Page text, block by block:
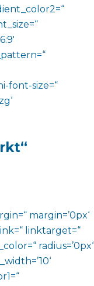
font-size=“
“
margin=’0px‘
linktarget=“
radius=’0px‘